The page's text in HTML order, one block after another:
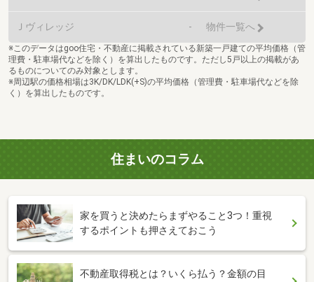
Ｊヴィレッジ - 物件一覧へ
※このデータはgoo住宅・不動産に掲載されている新築一戸建ての平均価格（管
理費・駐車場代などを除く）を算出したものです。ただし5戸以上の掲載があ
るものについてのみ対象とします。
※周辺駅の価格相場は3K/DK/LDK(+S)の平均価格（管理費・駐車場代などを除
く）を算出したものです。
住まいのコラム
家を買うと決めたらまずやること3つ！重視
するポイントも押さえておこう
不動産取得税とは？いくら払う？金額の目